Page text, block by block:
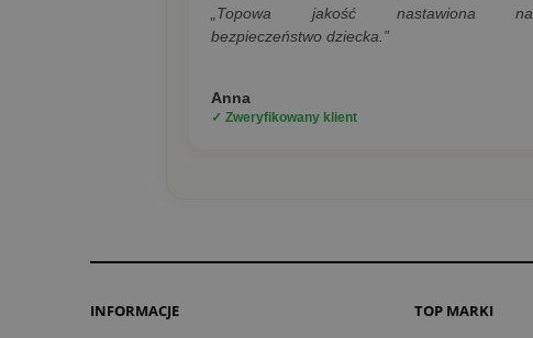
„Topowa jakość nastawiona na
bezpieczeństwo dziecka.”
Anna
✓ Zweryfikowany klient
INFORMACJE TOP MARKI